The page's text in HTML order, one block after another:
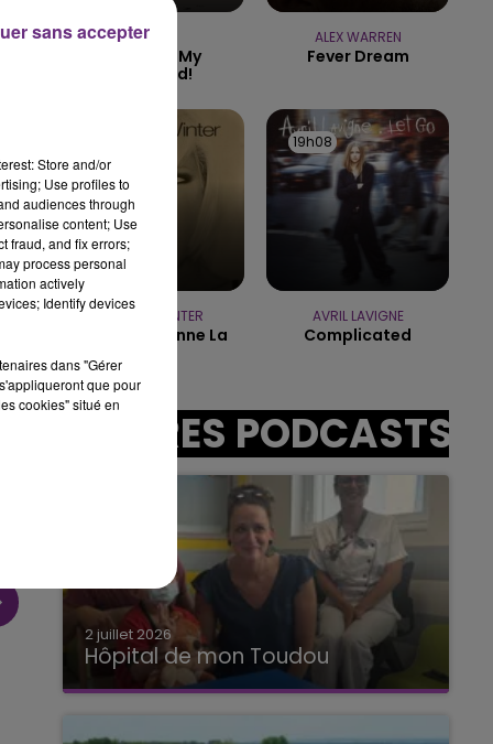
10h00 - 14h00
LE TICKET DE CAISSE
RAYE
Where Is My
Husband!
ALEX WARREN
Fever Dream
OPHELIE WINTER
Dieu M'a Donne La
19h08
19h08
AVRIL LAVIGNE
Complicated
AUTRES PODCASTS
2 juillet 2026
Hôpital de mon Toudou
Hôpital de mon Toudou
Store and/or
Use profiles to
audiences through
content; Use
fraud, and fix errors;
process personal
actively
Identify devices
dans "Gérer
que pour
cookies" situé en
sans accepter